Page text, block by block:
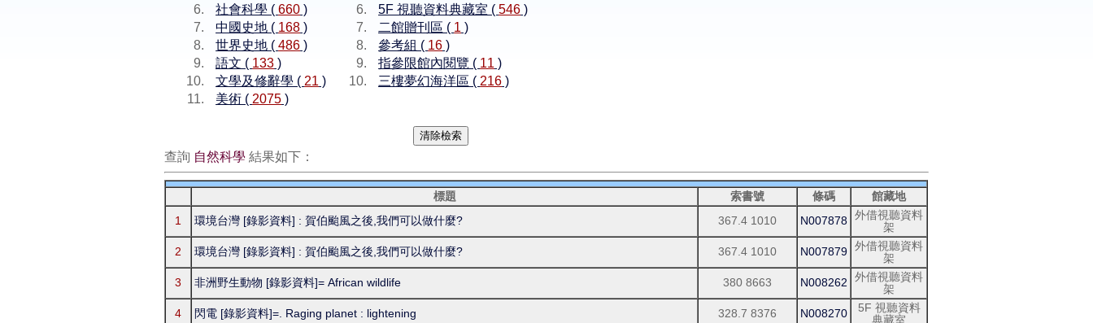
社會科學 (660 )
中國史地 ( 168 )
世界史地 (486 )
語文 ( 133 )
文學及修辭學 ( 21 )
美術 ( 2075 )
5F 視聽資料典藏室 (546 )
二館贈刊區 ( 1 )
參考組 ( 16 )
指參限館內閱覽 ( 11 )
三樓夢幻海洋區 ( 216 )
查詢 自然科學結果如下：
標題 索書號 條碼
館藏地
1
環境台灣 [錄影資料] : 賀伯颱風之後,我們可以做什麼? 367.4 1010 N007878 外借視聽資料
架
2
環境台灣 [錄影資料] : 賀伯颱風之後,我們可以做什麼? 367.4 1010 N007879 外借視聽資料
架
3
非洲野生動物 [錄影資料]= African wildlife 380 8663 N008262
外借視聽資料
架
4
閃電 [錄影資料]=. Raging planet : lightening 328.7 8376 N008270
5F 視聽資料
典藏室